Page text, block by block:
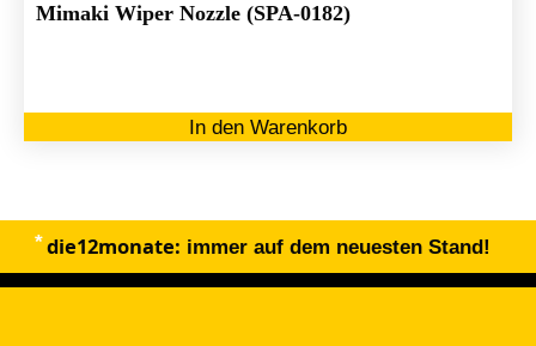
Mimaki Wiper Nozzle (SPA-0182)
In den Warenkorb
die12monate: immer auf dem neuesten Stand!